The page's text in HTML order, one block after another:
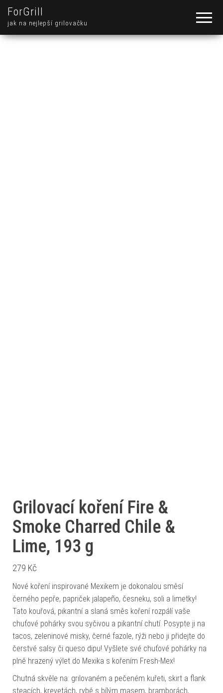
ForGrill
jak na nejlepší grilovačku
Grilovací koření Fire &
Smoke Charred Chile &
Lime, 193 g
279 Kč
Nové koření inspirované Mexikem je dokonalou směsí
černého pepře, papriček jalapeño, česneku, soli a limetky!
Tato kouřová, pikantní a slaná směs koření rozpálí vaše
chuťové pohárky svou syčivou a pikantní chutí. Posypte ji na
tacos, zeleninové misky, černé fazole, rýži nebo ji přidejte do
čerstvé salsy či queso dipu! Vyšlete své chuťové pohárky na
plně hrazený výlet do Mexika s kořením Fresh-Mex!
Chutná skvěle na: grilovaném a pečeném kuřeti, skirt a flank
steacích, krevetách, rybě s bílým masem, bramborách,